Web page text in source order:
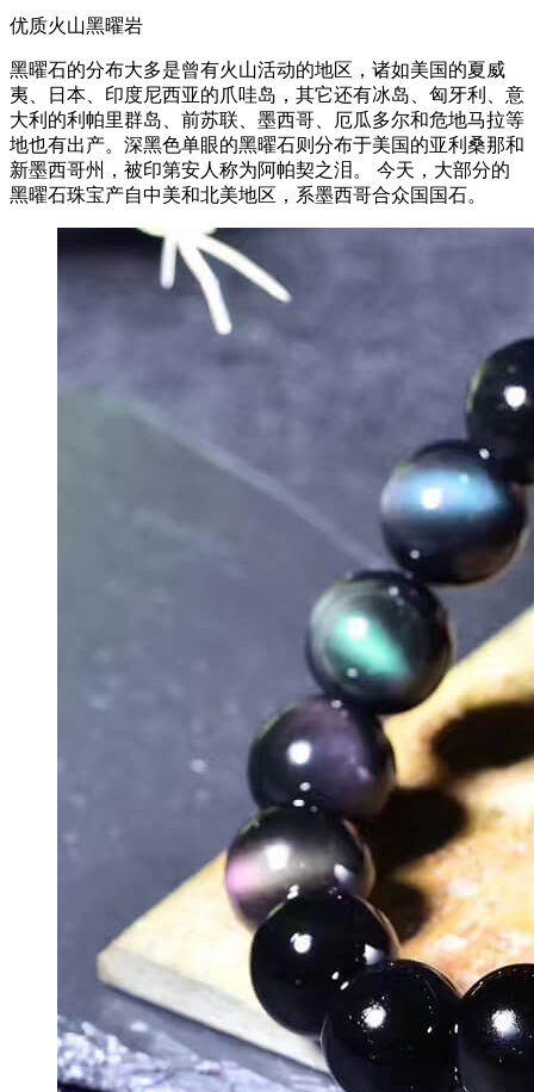
优质火山黑曜岩
黑曜石的分布大多是曾有火山活动的地区，诸如美国的夏威
夷、日本、印度尼西亚的爪哇岛，其它还有冰岛、匈牙利、意
大利的利帕里群岛、前苏联、墨西哥、厄瓜多尔和危地马拉等
地也有出产。深黑色单眼的黑曜石则分布于美国的亚利桑那和
新墨西哥州，被印第安人称为阿帕契之泪。 今天，大部分的
黑曜石珠宝产自中美和北美地区，系墨西哥合众国国石。